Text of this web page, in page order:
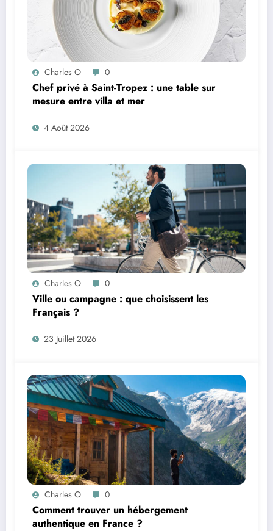
Charles O 0
Chef privé à Saint-Tropez : une table sur
mesure entre villa et mer
4 Août 2026
Charles O 0
Ville ou campagne : que choisissent les
Français ?
23 Juillet 2026
Charles O 0
Comment trouver un hébergement
authentique en France ?